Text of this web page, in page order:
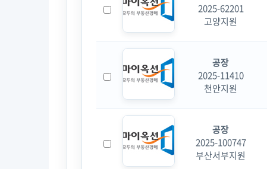
2025-62201
고양지원
공장
2025-11410
천안지원
공장
2025-100747
부산서부지원